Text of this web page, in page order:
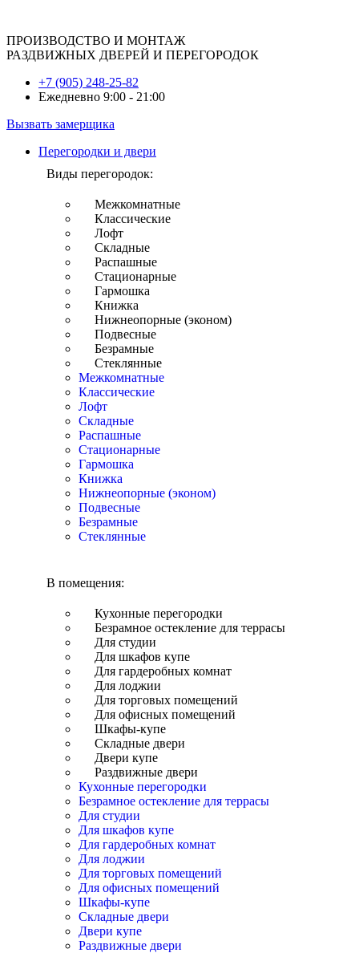
ПРОИЗВОДСТВО И МОНТАЖ
РАЗДВИЖНЫХ ДВЕРЕЙ И ПЕРЕГОРОДОК
+7 (905) 248-25-82
Ежедневно 9:00 - 21:00
Вызвать замерщика
Перегородки и двери
Виды перегородок:
Межкомнатные
Классические
Лофт
Складные
Распашные
Стационарные
Гармошка
Книжка
Нижнеопорные (эконом)
Подвесные
Безрамные
Стеклянные
Межкомнатные
Классические
Лофт
Складные
Распашные
Стационарные
Гармошка
Книжка
Нижнеопорные (эконом)
Подвесные
Безрамные
Стеклянные
В помещения:
Кухонные перегородки
Безрамное остекление для террасы
Для студии
Для шкафов купе
Для гардеробных комнат
Для лоджии
Для торговых помещений
Для офисных помещений
Шкафы-купе
Складные двери
Двери купе
Раздвижные двери
Кухонные перегородки
Безрамное остекление для террасы
Для студии
Для шкафов купе
Для гардеробных комнат
Для лоджии
Для торговых помещений
Для офисных помещений
Шкафы-купе
Складные двери
Двери купе
Раздвижные двери